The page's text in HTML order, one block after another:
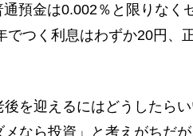
預金は0.002％と限りなく
でつく利息はわずか20円、
を迎えるにはどうしたら
なら投資」と考えがちだ